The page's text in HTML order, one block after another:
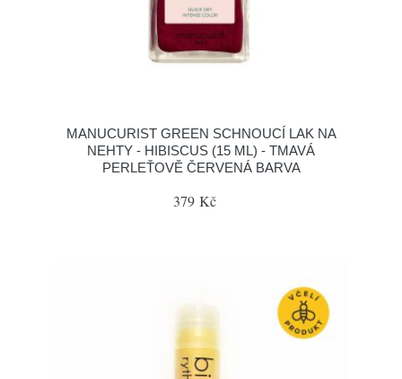
MANUCURIST GREEN SCHNOUCÍ LAK NA
NEHTY - HIBISCUS (15 ML) - TMAVÁ
PERLEŤOVĚ ČERVENÁ BARVA
379 Kč